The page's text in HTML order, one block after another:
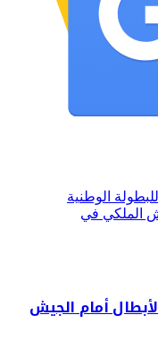
الوطنية
الملكي في
أمام الجيش